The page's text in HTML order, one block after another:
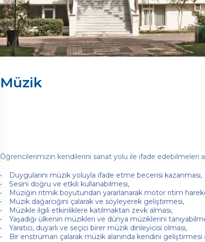
Müzik
Öğrencilerimizin kendilerini sanat yolu ile ifade edebilmeleri
Duygularını müzik yoluyla ifade etme becerisi kazanması,
Sesini doğru ve etkili kullanabilmesi,
Müziğin ritmik boyutundan yararlanarak motor ritim
Müzik dağarcığını çalarak ve söyleyerek geliştirmesi,
Müzikle ilgili etkinliklere katılmaktan zevk alması,
Yaşadığı ülkenin müzikleri ve dünya müziklerini
Yaratıcı, duyarlı ve seçici birer müzik dinleyicisi olması,
Bir enstrüman çalarak müzik alanında kendini geliştirmesi